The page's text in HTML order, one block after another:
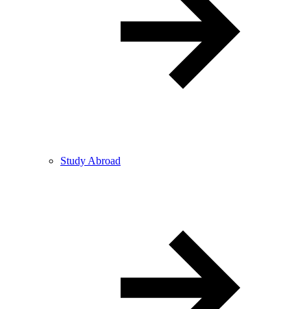
Study Abroad